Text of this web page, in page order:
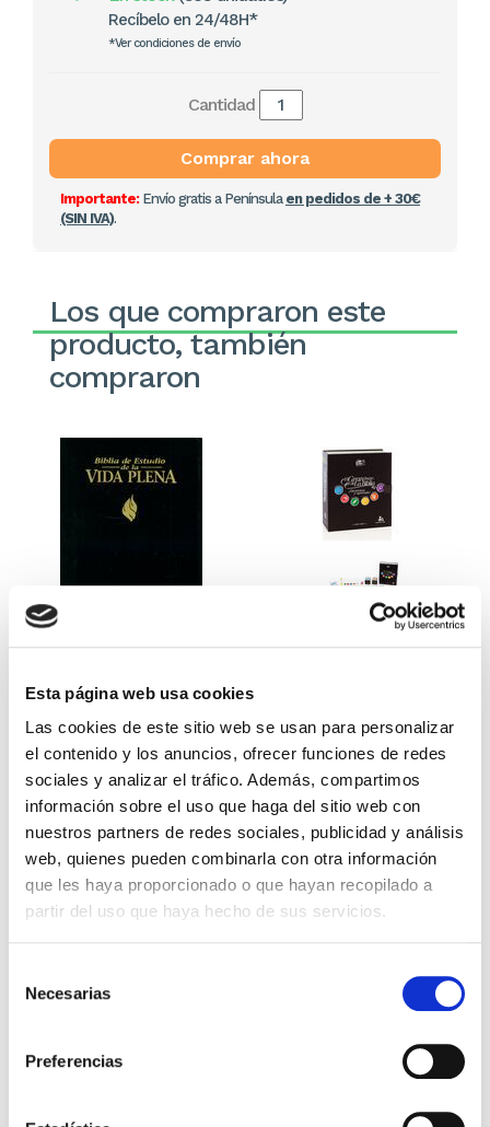
Esta página web usa cookies
Las cookies de este sitio web se usan para personalizar
el contenido y los anuncios, ofrecer funciones de redes
sociales y analizar el tráfico. Además, compartimos
información sobre el uso que haga del sitio web con
nuestros partners de redes sociales, publicidad y análisis
web, quienes pueden combinarla con otra información
que les haya proporcionado o que hayan recopilado a
partir del uso que haya hecho de sus servicios.
Necesarias
Preferencias
Recíbelo en 24/48H*
*Ver condiciones de envío
Cantidad
Comprar ahora
Importante:Envío gratis a Península en pedidos de + 30€
(SIN IVA).
Los que compraron este
producto, también
compraron
69,99€ 3,50€ (5%)
66,49€
Stock:-
Comprar
34,99€ 1,75€ (5%)
33,24€
Stock:-
Comprar